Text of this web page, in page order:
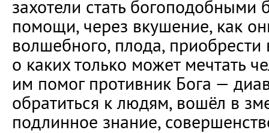
захотели стать богоподобными
помощи, через вкушение, как
волшебного, плода, приобрести
о каких только может мечтать
им помог противник Бога —
обратиться к людям, вошёл в
подлинное знание,